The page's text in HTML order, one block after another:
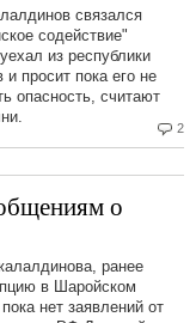
2
связался
содействие"
из республики
и просит пока его не
опасность, считают
о
ранее
в Шаройском
нет заявлений от